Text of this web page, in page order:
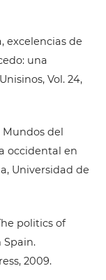
excelencias de
una
Vol. 24,
Mundos del
occidental en
Universidad de
politics of
2009.